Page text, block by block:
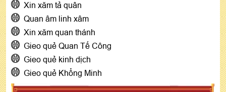
Xin xăm tả quân
Quan âm linh xâm
Xin xăm quan thánh
Gieo quẻ Quan Tế Công
Gieo quẻ kinh dịch
Gieo quẻ Khổng Minh